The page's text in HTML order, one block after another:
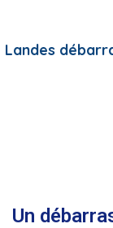
Landes
Un